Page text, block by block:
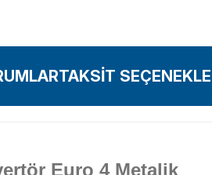
TAKSİT
Euro 4 Metalik